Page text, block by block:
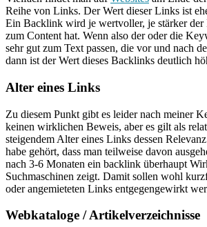
Reihe von Links. Der Wert dieser Links ist
Ein Backlink wird je wertvoller, je stärker
zum Content hat. Wenn also der oder die
sehr gut zum Text passen, die vor und nach
dann ist der Wert dieses Backlinks deutlich
Alter eines Links
Zu diesem Punkt gibt es leider nach meiner
keinen wirklichen Beweis, aber es gilt als
steigendem Alter eines Links dessen
habe gehört, dass man teilweise davon
nach 3-6 Monaten ein backlink überhaupt
Suchmaschinen zeigt. Damit sollen wohl
oder angemieteten Links entgegengewirkt
Webkataloge / Artikelverzeichnisse